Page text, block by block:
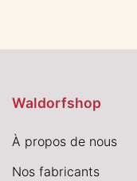
Waldorfshop
À propos de nous
Nos fabricants